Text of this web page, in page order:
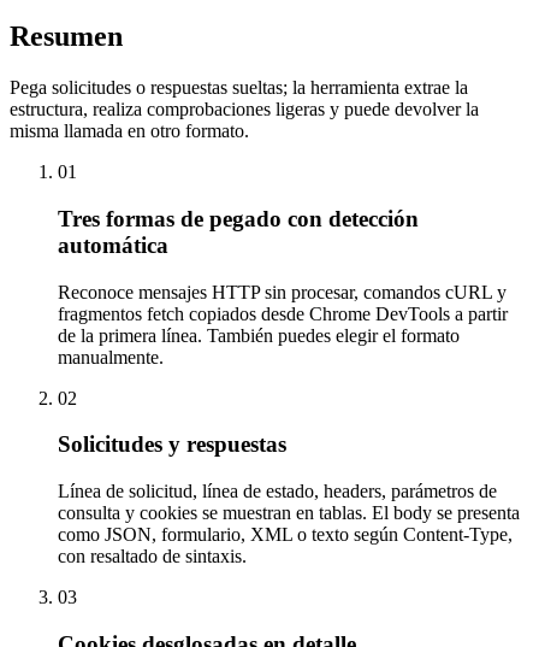
Resumen
Pega solicitudes o respuestas sueltas; la herramienta extrae la
estructura, realiza comprobaciones ligeras y puede devolver la
misma llamada en otro formato.
01
Tres formas de pegado con detección
automática
Reconoce mensajes HTTP sin procesar, comandos cURL y
fragmentos fetch copiados desde Chrome DevTools a partir
de la primera línea. También puedes elegir el formato
manualmente.
02
Solicitudes y respuestas
Línea de solicitud, línea de estado, headers, parámetros de
consulta y cookies se muestran en tablas. El body se presenta
como JSON, formulario, XML o texto según Content-Type,
con resaltado de sintaxis.
03